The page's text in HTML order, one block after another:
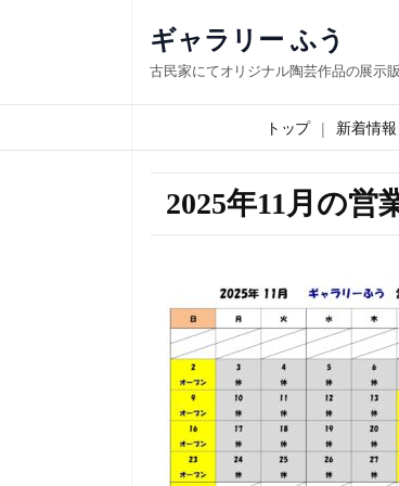
ギャラリー ふう
古民家にてオリジナル陶芸作品の展示
トップ 新着情報
2025年11月の営